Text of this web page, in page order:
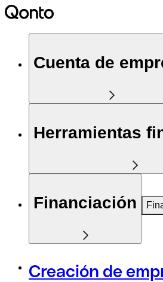
Cuenta de
Herramientas
Financiación
Creación de